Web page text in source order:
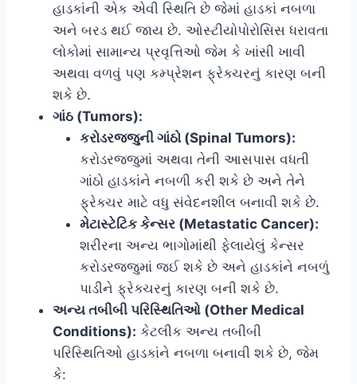
હાડકાંની એક એવી સ્થિતિ છે જેમાં હાડકાં નબળા
અને બરડ થઈ જાય છે. ઓસ્ટીયોપોરોસિસ ધરાવતા
લોકોમાં સામાન્ય પ્રવૃત્તિઓ જેમ કે ખાંસી ખાવી
અથવા વળવું પણ કમ્પ્રેશન ફ્રેક્ચરનું કારણ બની
શકે છે.
ગાંઠ (Tumors):
કરોડરજ્જુની ગાંઠો (Spinal Tumors):
કરોડરજ્જુમાં અથવા તેની આસપાસ વધતી
ગાંઠો હાડકાંને નબળી કરી શકે છે અને તેને
ફ્રેક્ચર માટે વધુ સંવેદનશીલ બનાવી શકે છે.
મેટાસ્ટેટિક કેન્સર (Metastatic Cancer):
શરીરના અન્ય ભાગોમાંથી ફેલાયેલું કેન્સર
કરોડરજ્જુમાં જઈ શકે છે અને હાડકાંને નબળું
પાડીને ફ્રેક્ચરનું કારણ બની શકે છે.
અન્ય તબીબી પરિસ્થિતિઓ (Other Medical
Conditions): કેટલીક અન્ય તબીબી
પરિસ્થિતિઓ હાડકાંને નબળા બનાવી શકે છે, જેમ
કે: